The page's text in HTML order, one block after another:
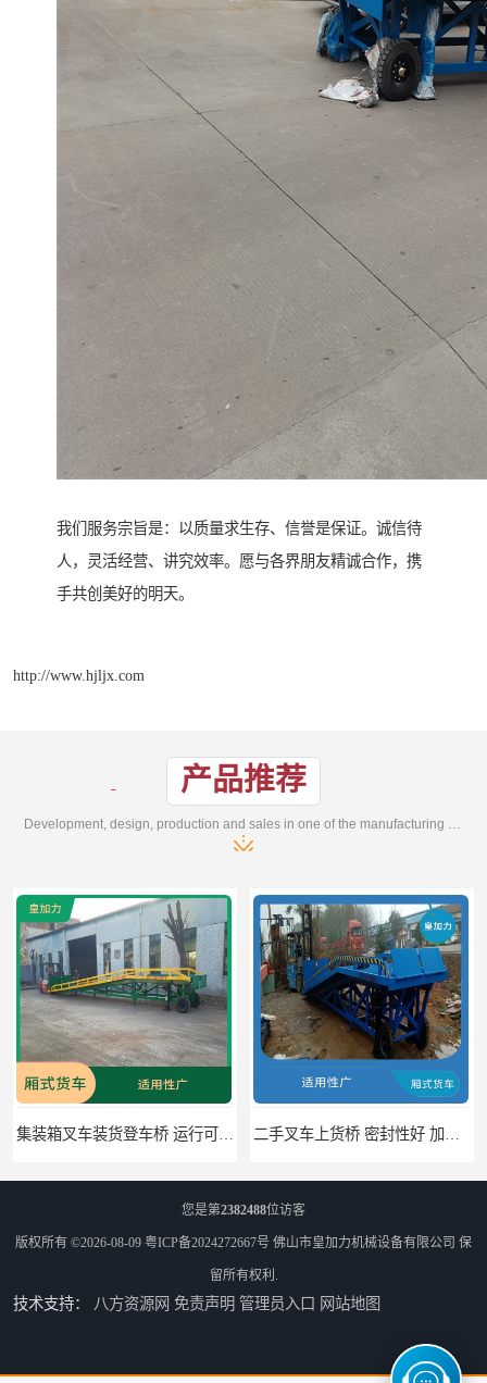
我们服务宗旨是：以质量求生存、信誉是保证。诚信待
人，灵活经营、讲究效率。愿与各界朋友精诚合作，携
手共创美好的明天。
http://www.hjljx.com
产品推荐
二手叉车上货桥 密封性好 加快物料流通速度
您是第2382488位访客
版权所有 ©2026-08-09 粤ICP备2024272667号 佛山市皇加力机械设备有限公司 保
留所有权利.
技术支持： 八方资源网 免责声明 管理员入口 网站地图